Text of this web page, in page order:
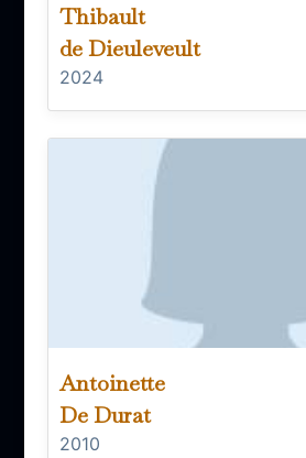
Thibault
de Dieuleveult
2024
Antoinette
De Durat
2010